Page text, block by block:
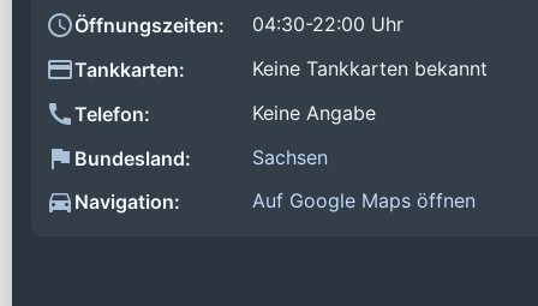
Öffnungszeiten:
04:30-22:00 Uhr
Tankkarten:
Keine Tankkarten bekannt
Telefon:
Keine Angabe
Bundesland:
Sachsen
Navigation:
Auf Google Maps öffnen